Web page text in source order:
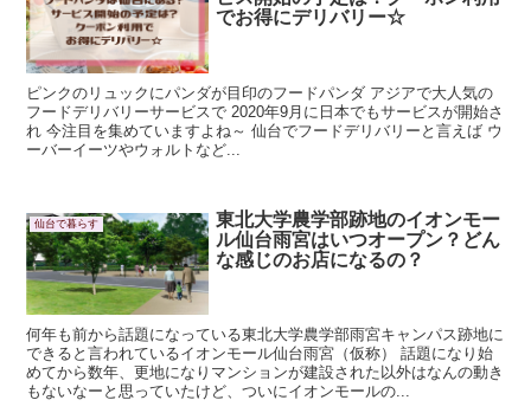
でお得にデリバリー☆
ピンクのリュックにパンダが目印のフードパンダ アジアで大人気の
フードデリバリーサービスで 2020年9月に日本でもサービスが開始さ
れ 今注目を集めていますよね～ 仙台でフードデリバリーと言えば ウ
ーバーイーツやウォルトなど...
仙台で暮らす
東北大学農学部跡地のイオンモー
ル仙台雨宮はいつオープン？どん
な感じのお店になるの？
何年も前から話題になっている東北大学農学部雨宮キャンパス跡地に
できると言われているイオンモール仙台雨宮（仮称） 話題になり始
めてから数年、更地になりマンションが建設された以外はなんの動き
もないなーと思っていたけど、ついにイオンモールの...